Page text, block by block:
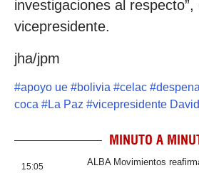
investigaciones al respecto”,
vicepresidente.
jha/jpm
#apoyo ue #bolivia #celac #
coca #La Paz #vicepresidente
MINUTO A
15:05
ALBA Movimientos